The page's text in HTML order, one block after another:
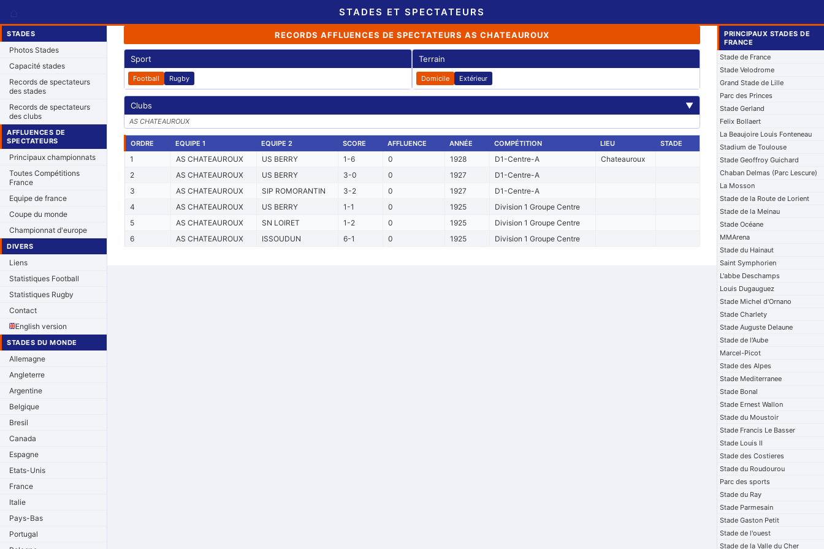
STADES ET SPECTATEURS
STADES
Photos Stades
Capacité stades
Records de spectateurs
des stades
Records de spectateurs
des clubs
AFFLUENCES DE
SPECTATEURS
Principaux championnats
Toutes Compétitions
France
Equipe de france
Coupe du monde
Championnat d'europe
DIVERS
Liens
Statistiques Football
Statistiques Rugby
Contact
English version
STADES DU MONDE
Allemagne
Angleterre
Argentine
Belgique
Bresil
Canada
Espagne
Etats-Unis
France
Italie
Pays-Bas
Portugal
RECORDS AFFLUENCES DE SPECTATEURS AS CHATEAUROUX
Sport
Football Rugby
Terrain
Domicile Extérieur
Clubs ▼
AS CHATEAUROUX
ORDRE EQUIPE 1 EQUIPE 2 SCORE AFFLUENCE ANNÉE COMPÉTITION LIEU STADE
1 AS CHATEAUROUX US BERRY 1-6 0 1928 D1-Centre-A
Chateauroux
2
AS CHATEAUROUX US BERRY 3-0 0 1927
D1-Centre-A
3
AS CHATEAUROUX SIP ROMORANTIN 3-2 0 1927
D1-Centre-A
4
AS CHATEAUROUX US BERRY 1-1 0 1925
Division 1 Groupe Centre
5
AS CHATEAUROUX SN LOIRET 1-2 0 1925
Division 1 Groupe Centre
6
AS CHATEAUROUX ISSOUDUN 6-1 0 1925 Division 1 Groupe Centre
PRINCIPAUX STADES DE
FRANCE
Stade de France
Stade Velodrome
Grand Stade de Lille
Parc des Princes
Stade Gerland
Felix Bollaert
La Beaujoire Louis Fonteneau
Stadium de Toulouse
Stade Geoffroy Guichard
Chaban Delmas (Parc Lescure)
La Mosson
Stade de la Route de Lorient
Stade de la Meinau
Stade Océane
MMArena
Stade du Hainaut
Saint Symphorien
L'abbe Deschamps
Louis Dugauguez
Stade Michel d'Ornano
Stade Charlety
Stade Auguste Delaune
Stade de l'Aube
Marcel-Picot
Stade des Alpes
Stade Mediterranee
Stade Bonal
Stade Ernest Wallon
Stade du Moustoir
Stade Francis Le Basser
Stade Louis II
Stade des Costieres
Stade du Roudourou
Parc des sports
Stade du Ray
Stade Parmesain
Stade Gaston Petit
Stade de l'ouest
Stade de la Valle du Cher